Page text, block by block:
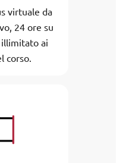
virtuale da
24 ore su
illimitato ai
corso.